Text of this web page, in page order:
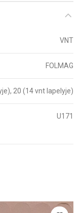
VNT
FOLMAG
20 (14 vnt lapelyje)
U171